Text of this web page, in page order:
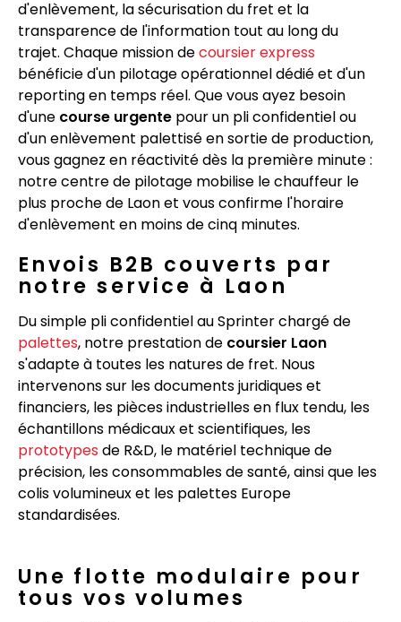
d'enlèvement, la sécurisation du fret et la
transparence de l'information tout au long du
trajet. Chaque mission decoursier express
bénéficie d'un pilotage opérationnel dédié et d'un
reporting en temps réel. Que vous ayez besoin
d'une course urgente pour un pli confidentiel ou
d'un enlèvement palettisé en sortie de production,
vous gagnez en réactivité dès la première minute :
notre centre de pilotage mobilise le chauffeur le
plus proche de Laon et vous confirme l'horaire
d'enlèvement en moins de cinq minutes.
Envois B2B couverts par
notre service à Laon
Du simple pli confidentiel au Sprinter chargé de
palettes, notre prestation de coursier Laon
s'adapte à toutes les natures de fret. Nous
intervenons sur les documents juridiques et
financiers, les pièces industrielles en flux tendu, les
échantillons médicaux et scientifiques, les
prototypes de R&D, le matériel technique de
précision, les consommables de santé, ainsi que les
colis volumineux et les palettes Europe
standardisées.
Une flotte modulaire pour
tous vos volumes